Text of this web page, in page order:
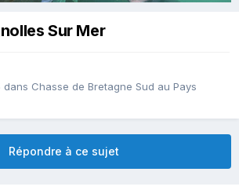
Sur Mer
dans Chasse de Bretagne Sud au Pays
Répondre à ce sujet